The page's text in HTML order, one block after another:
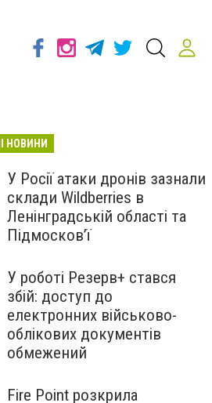
НОВИНИ
У Росії атаки дронів зазнали
склади Wildberries в
Ленінградській області та
Підмосков’ї
У роботі Резерв+ стався
збій: доступ до
електронних військово-
облікових документів
обмежений
Fire Point розкрила